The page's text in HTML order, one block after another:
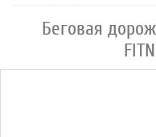
Беговая